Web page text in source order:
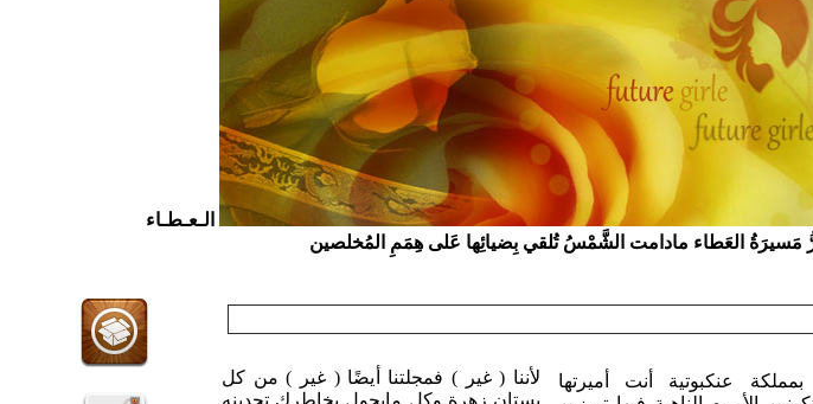
الـعـطـاء
مَسيرَةُ العَطاء مادامت الشَّمْسُ تُلقي بِضيائِها عَلى هِمَمِ المُخلصين
عنكبوتية أنت أميرتها
لأننا ( غير ) فمجلتنا أيضًا ( غير ) من كل
بستان زهرة وكل مايجول بخاطركِ تجدينه